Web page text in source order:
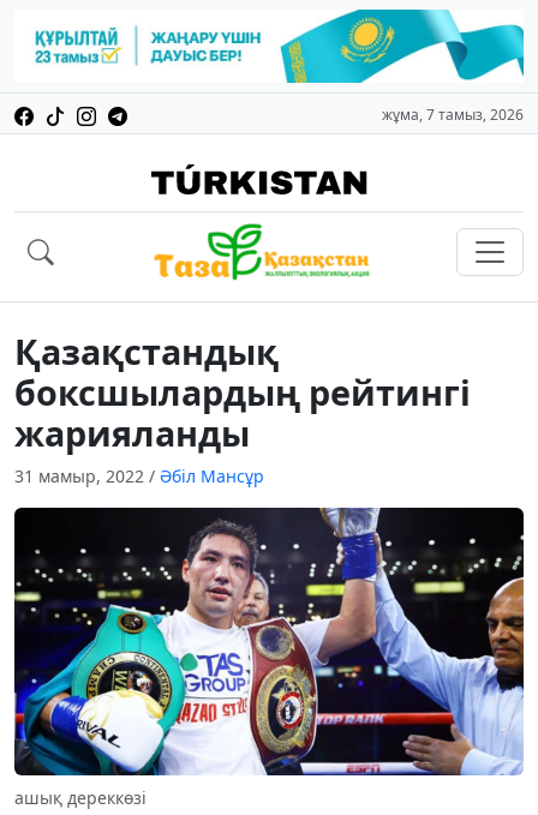
жұма, 7 тамыз, 2026
Қазақстандық
боксшылардың рейтингі
жарияланды
31 мамыр, 2022 / Әбіл Мансұр
ашық дереккөзі